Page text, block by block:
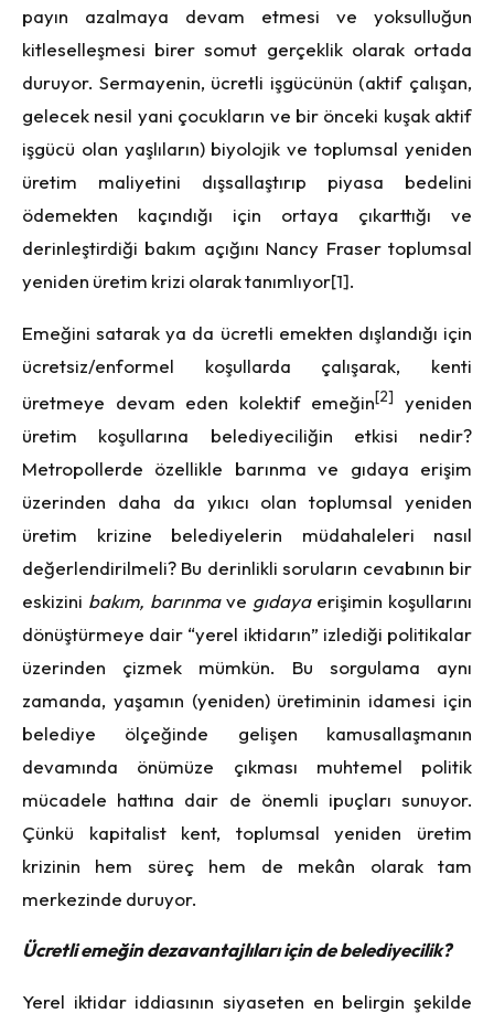
payın azalmaya devam etmesi ve yoksulluğun
kitleselleşmesi birer somut gerçeklik olarak ortada
duruyor. Sermayenin, ücretli işgücünün (aktif çalışan,
gelecek nesil yani çocukların ve bir önceki kuşak aktif
işgücü olan yaşlıların) biyolojik ve toplumsal yeniden
üretim maliyetini dışsallaştırıp piyasa bedelini
ödemekten kaçındığı için ortaya çıkarttığı ve
derinleştirdiği bakım açığını Nancy Fraser toplumsal
yeniden üretim krizi olarak tanımlıyor[1].
Emeğini satarak ya da ücretli emekten dışlandığı için
ücretsiz/enformel koşullarda çalışarak, kenti
üretmeye devam eden kolektif emeğin[2]
yeniden
üretim koşullarına belediyeciliğin etkisi nedir?
Metropollerde özellikle barınma ve gıdaya erişim
üzerinden daha da yıkıcı olan toplumsal yeniden
üretim krizine belediyelerin müdahaleleri nasıl
değerlendirilmeli? Bu derinlikli soruların cevabının bir
eskizini bakım, barınmave gıdayaerişimin koşullarını
dönüştürmeye dair “yerel iktidarın” izlediği politikalar
üzerinden çizmek mümkün. Bu sorgulama aynı
zamanda, yaşamın (yeniden) üretiminin idamesi için
belediye ölçeğinde gelişen kamusallaşmanın
devamında önümüze çıkması muhtemel politik
mücadele hattına dair de önemli ipuçları sunuyor.
Çünkü kapitalist kent, toplumsal yeniden üretim
krizinin hem süreç hem de mekân olarak tam
merkezinde duruyor.
Ücretli emeğin dezavantajlıları için de belediyecilik?
Yerel iktidar iddiasının siyaseten en belirgin şekilde